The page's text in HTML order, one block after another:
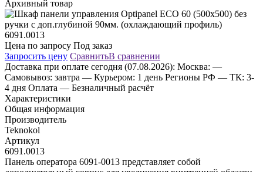
Архивный товар
Цена по запросу Под заказ
Запросить цену СравнитьВ сравнении
Доставка при оплате сегодня (07.08.2026): Москва: —
Самовывоз: завтра — Курьером: 1 день Регионы РФ — ТК: 3-
4 дня Оплата — Безналичный расчёт
Характеристики
Общая информация
Производитель
Teknokol
Артикул
6091.0013
Панель оператора 6091-0013 представляет собой